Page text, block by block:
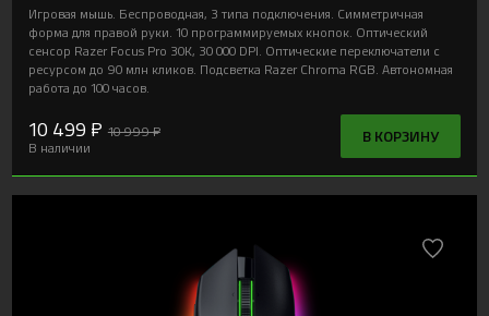
Игровая мышь. Беспроводная, 3 типа подключения. Симметричная
форма для правой руки. 10 программируемых кнопок. Оптический
сенсор Razer Focus Pro 30K, 30 000 DPI. Оптические переключатели с
ресурсом до 90 млн кликов. Подсветка Razer Chroma RGB. Автономная
работа до 100 часов.
10 499 ₽ 10 999 ₽
В наличии
В КОРЗИНУ